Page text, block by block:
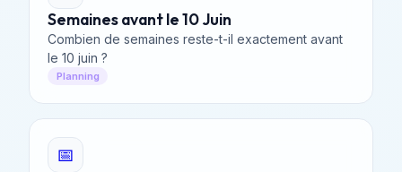
Semaines avant le 10 Juin
Combien de semaines reste-t-il exactement avant
le 10 juin ?
Planning
📅